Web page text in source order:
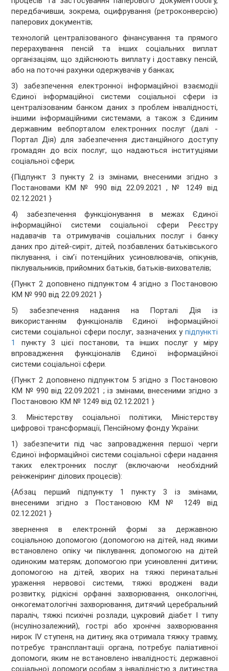
передбачивши, зокрема, оцифрування (ретроконверсію)
паперових документів;
технологій централізованого фінансування та прямого
перерахування пенсій та інших соціальних виплат
організаціям, що здійснюють виплату і доставку пенсій,
або на поточні рахунки одержувачів у банках;
3) забезпечення електронної інформаційної взаємодії
Єдиної інформаційної системи соціальної сфери із
централізованим банком даних з проблем інвалідності,
іншими інформаційними системами, а також з Єдиним
державним вебпорталом електронних послуг (далі -
Портал Дія) для забезпечення дистанційного доступу
громадян до всіх послуг, що надаються інституціями
соціальної сфери;
{Підпункт 3 пункту 2 із змінами, внесеними згідно з
Постановами КМ № 990 від 22.09.2021 , № 1249 від
02.12.2021 }
4) забезпечення функціонування в межах Єдиної
інформаційної системи соціальної сфери Реєстру
надавачів та отримувачів соціальних послуг і банку
даних про дітей-сиріт, дітей, позбавлених батьківського
піклування, і сім’ї потенційних усиновлювачів, опікунів,
піклувальників, прийомних батьків, батьків-вихователів;
{Пункт 2 доповнено підпунктом 4 згідно з Постановою
КМ № 990 від 22.09.2021 }
5) забезпечення надання на Порталі Дія із
використанням функціоналів Єдиної інформаційної
системи соціальної сфери послуг, зазначених у підпункті
1
пункту 3 цієї постанови, та інших послуг у міру
впровадження функціоналів Єдиної інформаційної
системи соціальної сфери.
{Пункт 2 доповнено підпунктом 5 згідно з Постановою
КМ № 990 від 22.09.2021 ; із змінами, внесеними згідно з
Постановою КМ № 1249 від 02.12.2021 }
3. Міністерству соціальної політики, Міністерству
цифрової трансформації, Пенсійному фонду України:
1) забезпечити під час запровадження першої черги
Єдиної інформаційної системи соціальної сфери надання
таких електронних послуг (включаючи необхідний
реінженіринг ділових процесів):
{Абзац перший підпункту 1 пункту 3 із змінами,
внесеними згідно з Постановою КМ № 1249 від
02.12.2021 }
звернення в електронній формі за державною
соціальною допомогою (допомогою на дітей, над якими
встановлено опіку чи піклування; допомогою на дітей
одиноким матерям; допомогою при усиновленні дитини;
допомогою на дітей, хворих на тяжкі перинатальні
ураження нервової системи, тяжкі вроджені вади
розвитку, рідкісні орфанні захворювання, онкологічні,
онкогематологічні захворювання, дитячий церебральний
параліч, тяжкі психічні розлади, цукровий діабет I типу
(інсулінозалежний), гострі або хронічні захворювання
нирок IV ступеня, на дитину, яка отримала тяжку травму,
потребує трансплантації органа, потребує паліативної
допомоги, яким не встановлено інвалідності; державної
соціальної допомоги особам з інвалідністю з дитинства